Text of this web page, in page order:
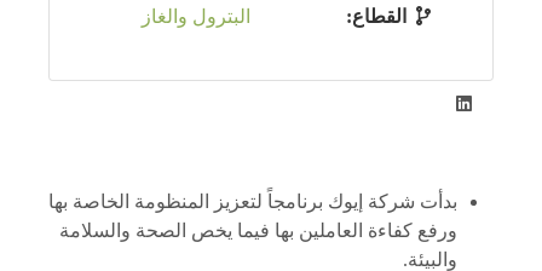
القطاع: البترول والغاز
بدأت شركة إيوك برنامجاً لتعزيز المنظومة الخاصة بها
ورفع كفاءة العاملين بها فيما يخص الصحة والسلامة
والبيئة.